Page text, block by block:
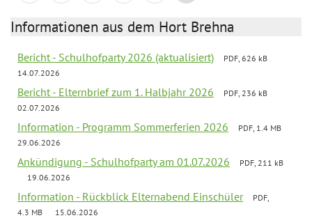
Informationen aus dem Hort Brehna
Bericht - Schulhofparty 2026 (aktualisiert)
PDF, 626 kB
14.07.2026
Bericht - Elternbrief zum 1. Halbjahr 2026
PDF, 236 kB
02.07.2026
Information - Programm Sommerferien 2026
PDF, 1.4 MB
29.06.2026
Ankündigung - Schulhofparty am 01.07.2026
PDF, 211 kB
19.06.2026
Information - Rückblick Elternabend Einschüler
PDF,
4.3 MB
15.06.2026